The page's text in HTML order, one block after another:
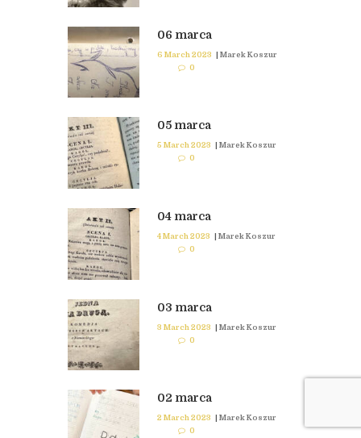
06 marca
6 March 2023 | Marek Koszur
0
05 marca
5 March 2023
Marek Koszur
0
04 marca
4 March 2023 | Marek Koszur
0
03 marca
3 March 2023 | Marek Koszur
0
02 marca
2 March 2023 | Marek Koszur
0